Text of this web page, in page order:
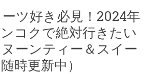
ツ好き必見！2024年
コクで絶対行きたい
ーンティー＆スイー
時更新中）